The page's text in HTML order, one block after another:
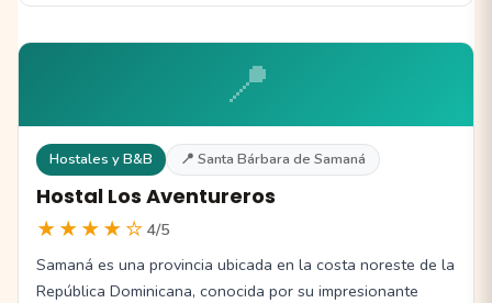
📍
Hostales y B&B 📍 Santa Bárbara de Samaná
Hostal Los Aventureros
★★★★☆ 4/5
Samaná es una provincia ubicada en la costa noreste de la
República Dominicana, conocida por su impresionante